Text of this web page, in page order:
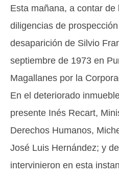
Esta mañana, a contar
diligencias de
desaparición de Silvio
septiembre de 1973 en
Magallanes por la
En el deteriorado
presente Inés Recart,
Derechos Humanos,
José Luis Hernández; y
intervinieron en esta